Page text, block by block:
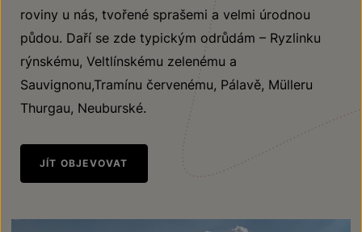
roviny u nás, tvořené sprašemi a velmi úrodnou
půdou. Daří se zde typickým odrůdám – Ryzlinku
rýnskému, Veltlínskému zelenému a
Sauvignonu,Tramínu červenému, Pálavě, Mülleru
Thurgau, Neuburské.
JÍT OBJEVOVAT